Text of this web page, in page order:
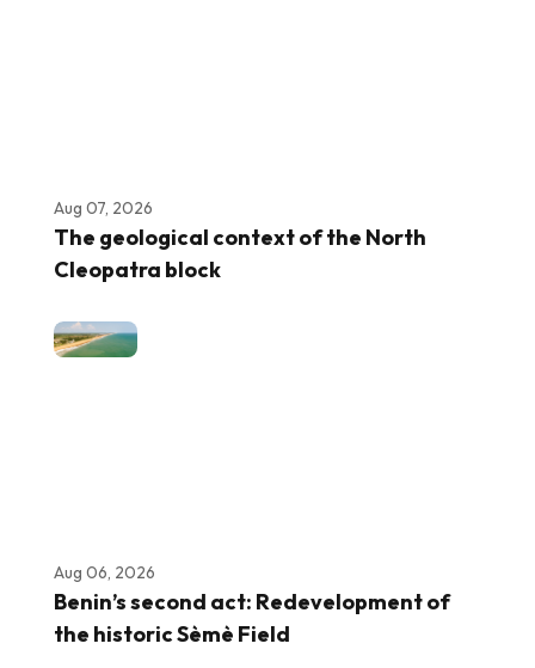
Aug 07, 2026
The geological context of the North
Cleopatra block
Aug 06, 2026
Benin’s second act: Redevelopment of
the historic Sèmè Field